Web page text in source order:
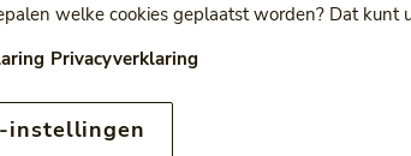
welke cookies geplaatst worden? Dat kunt
Privacyverklaring
instellingen